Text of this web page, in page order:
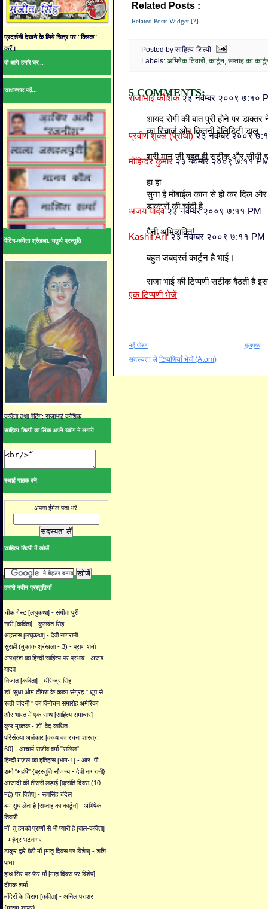
प्रदर्शनी देखने के लिये चित्र पर "क्लिक"
करें।
वो आये हमारे घर...
साक्षात्कार पढ़ें...
पेंटिंग-कविता श्रंखला: चतुर्थ प्रस्तुति
कविता तथा पेंटिंग: राजाभाई कौशिक
साहित्य शिल्पी का लिंक अपने ब्ळोग में लगायें
स्थाई पाठक बनें
अपना ईमेल पता भरें:
साहित्य शिल्पी में खोजें
हमारी नवीन प्रस्तुतियाँ
चीफ गेस्ट [लघुकथा] - संगीता पुरी
नारी [कविता] - कुलवंत सिंह
अहसास [लघुकथा] - देवी नागरानी
सुराही (मुक्तक श्रंखला - 3) - प्राण शर्मा
अपभ्रंश का हिन्दी साहित्य पर प्रभाव - अजय
यादव
निजात [कविता] - धीरेन्द्र सिंह
डॉ. सुधा ओम ढींगरा के काव्य संग्रह '' धूप से
रूठी चांदनी '' का विमोचन समारोह अमेरिका
और भारत में एक साथ [साहित्य समाचार]
कुछ मुक्तक - डॉ. वेद व्यथित
परिसंख्या अलंकार [काव्य का रचना शास्त्र:
60] - आचार्य संजीव वर्मा "सलिल"
हिन्दी ग़ज़ल का इतिहास [भाग-1] - आर. पी.
शर्मा "महर्षि" {प्रस्तुति सौजन्य - देवी नागरानी}
आजादी की तीसरी लड़ाई [क्रांति दिवस (10
मई) पर विशेष] - रूपसिंह चंदेल
बम सूंघ लेता है [सप्ताह का कार्टून] - अभिषेक
तिवारी
माँ! तू हमको प्राणों से भी प्यारी है [बाल-कविता]
- महेंद्र भटनागर
ठाकुर द्वारे बैठी माँ [मातृ दिवस पर विशेष] - शशि
पाधा
हाथ सिर पर फेर माँ [मातृ दिवस पर विशेष] -
दीपक शर्मा
मंदिरों के चिराग [कविता] - अनिल पराशर
Related Posts :
Related Posts Widget [?]
Posted by साहित्य-शिल्पी
Labels: अभिषेक तिवारी, कार्टून, सप्ताह का
5 COMMENTS:
राजाभाई कौशिक २३ नवम्बर २००९ ७:१०
शायद रोगी की बात पुरी होने पर
का रिचार्ज ओर कितनी वेलिडिटी डालू
प्रवीण शुक्ल (प्रार्थी) २३ नवम्बर २००९
श्री मान जी बहुत ही सटीक और सीधी
मोहिन्दर कुमार २३ नवम्बर २००९ ७:११
हा हा
सुना है मोबाईल कान से हो कर दिल
डाक्टरों की चांदी है
अजय यादव २३ नवम्बर २००९ ७:११ PM
पैनी अभिव्यक्ति!
Kashif Arif २३ नवम्बर २००९ ७:११ PM
बहुत ज़बर्द्स्त कार्टुन है भाई।
राजा भाई की टिप्पणी सटीक बैठती है
एक टिप्पणी भेजें
नई पोस्ट मुखपृष्ठ
सदस्यता लें टिप्पणियाँ भेजें (Atom)